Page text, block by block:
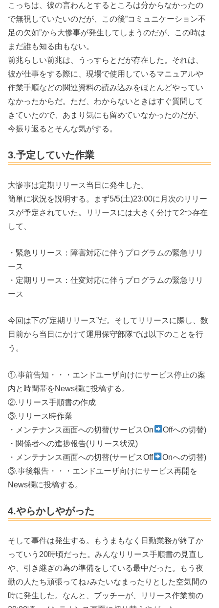
こっちは、彼の言わんとするところは分からなかったの
で無視していたいのだが、この後”コミュニケーション不
足の欠如”から大惨事が発生してしまうのだが、この時は
まだ誰も知る由もない。
前兆らしい前兆は、うっすらとだが存在した。それは、
彼が仕事をする際に、現場で使用しているマニュアルや
作業手順などの関連資料の読み込みをほとんどやってい
なかったからだ。ただ、わからないときはすぐ質問して
きていたので、あまり気にも留めていなかったのだが、
今振り返るとそんな気がする。
3.予定していた作業
大惨事は定期リリース当日に発生した。
簡単に状況を説明する。まず5/5(土)23:00に月次のリリー
スが予定されていた。リリースには大きく分けて2つ存在
して、
・緊急リリース：障害対応に伴うプログラムの緊急リリ
ース
・定期リリース：仕変対応に伴うプログラムの緊急リリ
ース
今回は下の”定期リリース”だ。そしてリリースに際し、数
日前から当日にかけて運用保守部隊では以下のことを行
う。
①.事前告知・・・エンドユーザ向けにサービス停止の案
内と時間帯をNews欄に投稿する。
②.リリース手順書の作成
③.リリース時作業
・メンテナンス画面への切替(サービスOn
Offへの切替)
・関係者への進捗報告(リリース状況)
・メンテナンス画面への切替(サービスOff
Onへの切替)
③.事後報告・・・エンドユーザ向けにサービス再開を
News欄に投稿する。
4.やらかしやがった
そして事件は発生する。もうまもなく日勤業務が終了か
っていう20時頃だった。みんなリリース手順書の見直し
や、引き継ぎの為の準備をしている最中だった。もう夜
勤の人たち頑張ってね♪みたいなまったりとした空気間の
時に発生した。なんと、ブッチーが、リリース作業前の